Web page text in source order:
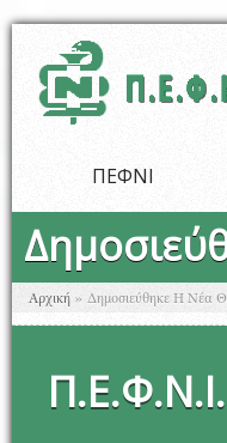
ΠΕΦΝΙ
Είστε εδώ
Αρχική » Δημοσιεύθηκε Η Νέα
Π.Ε.Φ.Ν.Ι.